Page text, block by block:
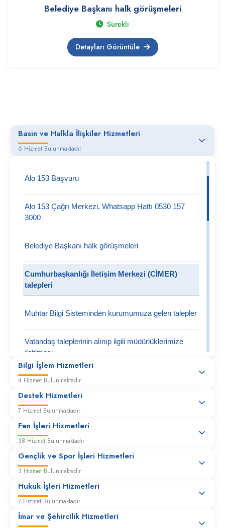
Basın ve Halkla İlişkiler Hizmetleri
6 Hizmet Bulunmaktadır
Alo 153 Başvuru
Alo 153 Çağrı Merkezi, Whatsapp Hattı 0530 157
3000
Belediye Başkanı halk görüşmeleri
Cumhurbaşkanlığı İletişim Merkezi (CİMER)
talepleri
Muhtar Bilgi Sisteminden kurumumuza gelen talepler
Vatandaş taleplerinin alınıp ilgili müdürlüklerimize
iletilmesi
Bilgi İşlem Hizmetleri
4 Hizmet Bulunmaktadır
Destek Hizmetleri
7 Hizmet Bulunmaktadır
Fen İşleri Hizmetleri
38 Hizmet Bulunmaktadır
Gençlik ve Spor İşleri Hizmetleri
3 Hizmet Bulunmaktadır
Hukuk İşleri Hizmetleri
7 Hizmet Bulunmaktadır
İmar ve Şehircilik Hizmetleri
Belediye Başkanı halk görüşmeleri
Sürekli
Detayları Görüntüle